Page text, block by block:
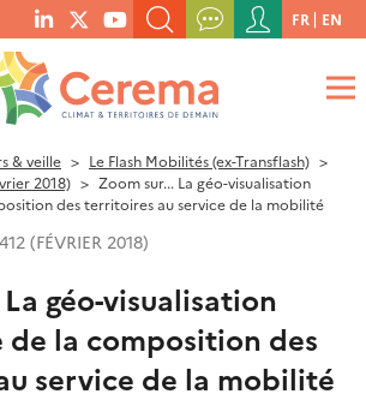
menu
social
links
UNE PUBLICATION, ETC.
VOUS ?
Menu
du
compte
de
FR EN
& veille
Le Flash Mobilités (ex-Transflash)
2018)
Zoom sur... La géo-visualisation
des territoires au service de la mobilité
(FÉVRIER 2018)
géo-visualisation
de la composition des
service de la mobilité